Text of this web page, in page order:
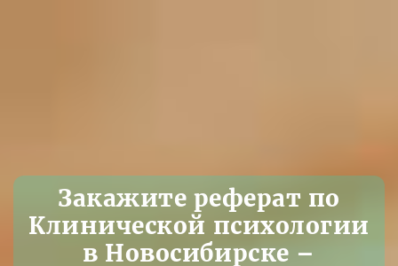
Закажите реферат по
Клинической психологии
в Новосибирске –